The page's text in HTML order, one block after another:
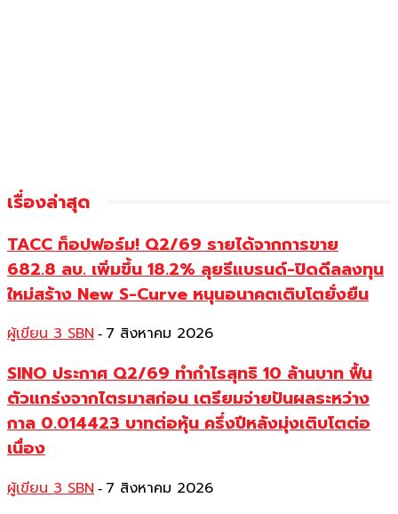
เรื่องล่าสุด
TACC ท็อปฟอร์ม! Q2/69 รายได้จากการขาย
682.8 ลบ. เพิ่มขึ้น 18.2% ลุยรีแบรนด์-ปิดดีลลงทุน
ใหม่สร้าง New S-Curve หนุนอนาคตเติบโตยั่งยืน
ผู้เขียน 3 SBN - 7 สิงหาคม 2026
SINO ประกาศ Q2/69 ทำกำไรสุทธิ 10 ล้านบาท ฟื้น
ตัวแกร่งจากไตรมาสก่อน เตรียมจ่ายปันผลระหว่าง
กาล 0.014423 บาทต่อหุ้น ครึ่งปีหลังมุ่งเติบโตต่อ
เนื่อง
ผู้เขียน 3 SBN - 7 สิงหาคม 2026